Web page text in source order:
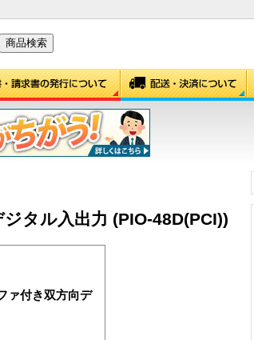
タル入出力 (PIO-48D(PCI))
ァ付き双方向デ